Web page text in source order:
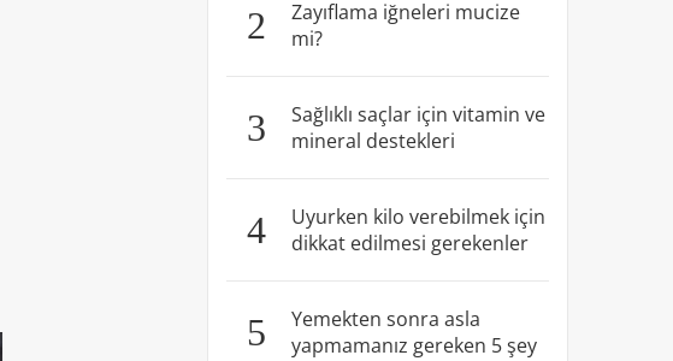
2
Zayıflama iğneleri mucize
mi?
3
Sağlıklı saçlar için vitamin ve
mineral destekleri
4
Uyurken kilo verebilmek için
dikkat edilmesi gerekenler
5
Yemekten sonra asla
yapmamanız gereken 5 şey